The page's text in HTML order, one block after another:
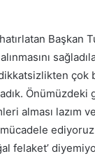
Başkan
çok
alması lazım
felaket’